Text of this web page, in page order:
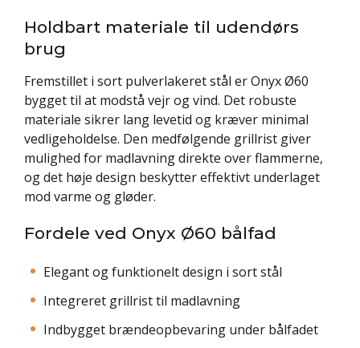
Holdbart materiale til udendørs
brug
Fremstillet i sort pulverlakeret stål er Onyx Ø60
bygget til at modstå vejr og vind. Det robuste
materiale sikrer lang levetid og kræver minimal
vedligeholdelse. Den medfølgende grillrist giver
mulighed for madlavning direkte over flammerne,
og det høje design beskytter effektivt underlaget
mod varme og gløder.
Fordele ved Onyx Ø60 bålfad
Elegant og funktionelt design i sort stål
Integreret grillrist til madlavning
Indbygget brændeopbevaring under bålfadet